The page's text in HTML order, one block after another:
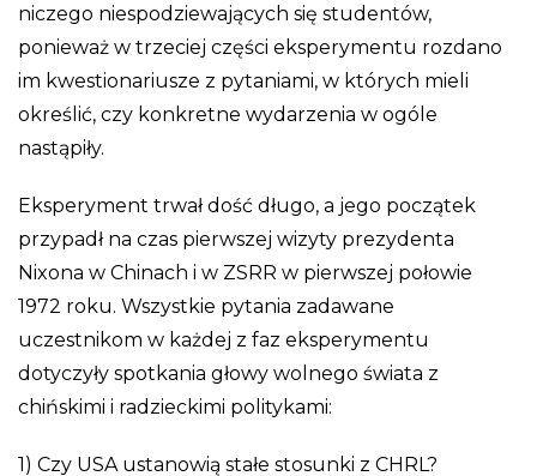
niczego niespodziewających się studentów,
ponieważ w trzeciej części eksperymentu rozdano
im kwestionariusze z pytaniami, w których mieli
określić, czy konkretne wydarzenia w ogóle
nastąpiły.
Eksperyment trwał dość długo, a jego początek
przypadł na czas pierwszej wizyty prezydenta
Nixona w Chinach i w ZSRR w pierwszej połowie
1972 roku. Wszystkie pytania zadawane
uczestnikom w każdej z faz eksperymentu
dotyczyły spotkania głowy wolnego świata z
chińskimi i radzieckimi politykami:
1) Czy USA ustanowią stałe stosunki z CHRL?